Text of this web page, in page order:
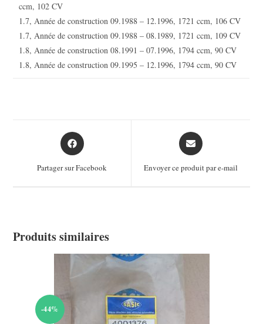
ccm, 102 CV
1.7, Année de construction 09.1988 – 12.1996, 1721 ccm, 106 CV
1.7, Année de construction 09.1988 – 08.1989, 1721 ccm, 109 CV
1.8, Année de construction 08.1991 – 07.1996, 1794 ccm, 90 CV
1.8, Année de construction 09.1995 – 12.1996, 1794 ccm, 90 CV
Opens
in
new
Partager sur Facebook
Opens
in
new
Envoyer ce produit par e-mail
Produits similaires
-44%